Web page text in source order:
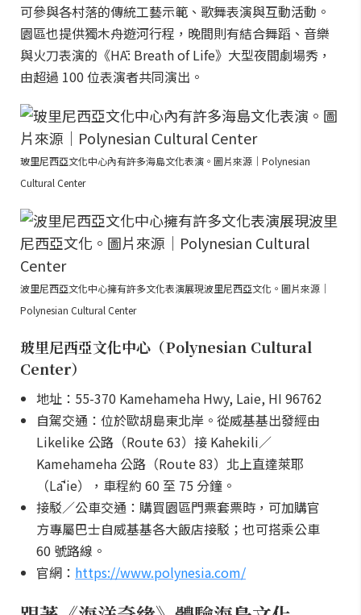
可參與各村落的傳統工藝示範、歌舞表演與互動活動。
園區也提供獨木舟遊河行程，晚間則有結合舞蹈、音樂
與火刀表演的《HĀ: Breath of Life》大型夜間劇場秀，
由超過 100 位表演者共同演出。
玻里尼西亞文化中心內有許多海島文化表演。圖片來源｜Polynesian
Cultural Center
波里尼西亞文化中心擁有許多文化表演展現波里尼西亞文化。圖片來源｜
Polynesian Cultural Center
玻里尼西亞文化中心（Polynesian Cultural
Center）
地址：55-370 Kamehameha Hwy, Laie, HI 96762
自駕交通：位於歐胡島東北岸。從威基基出發經由
Likelike 公路（Route 63）接 Kahekili／
Kamehameha 公路（Route 83）北上直達萊耶
（Lāʻie），車程約 60 至 75 分鐘。
接駁／公車交通：購買園區門票套票時，可加購官
方專屬巴士自威基基各大飯店接駁；也可搭乘公車
60 號路線。
官網： https://www.polynesia.com/